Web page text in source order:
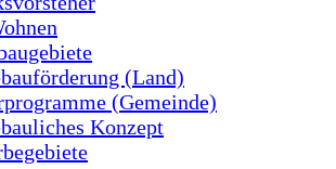
(Land)
(Gemeinde)
Konzept